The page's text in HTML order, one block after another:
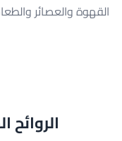
القهوة والعصائر